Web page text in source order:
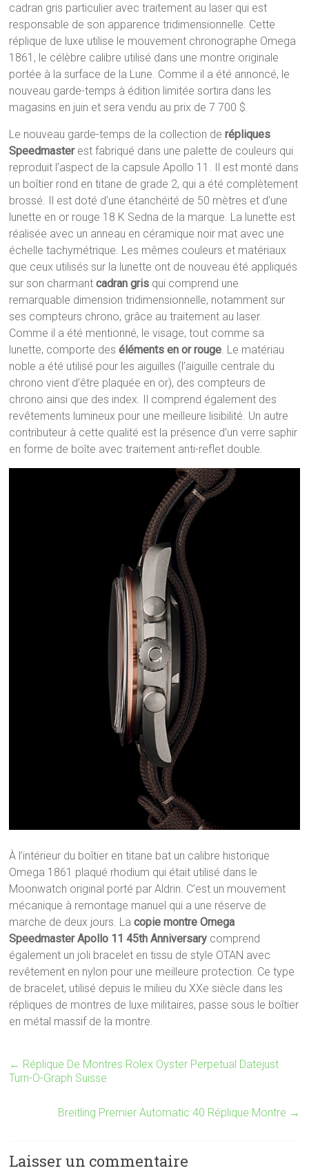
cadran gris particulier avec traitement au laser qui est
responsable de son apparence tridimensionnelle. Cette
réplique de luxe utilise le mouvement chronographe Omega
1861, le célèbre calibre utilisé dans une montre originale
portée à la surface de la Lune. Comme il a été annoncé, le
nouveau garde-temps à édition limitée sortira dans les
magasins en juin et sera vendu au prix de 7 700 $.
Le nouveau garde-temps de la collection derépliques
Speedmasterest fabriqué dans une palette de couleurs qui
reproduit l’aspect de la capsule Apollo 11. Il est monté dans
un boîtier rond en titane de grade 2, qui a été complètement
brossé. Il est doté d’une étanchéité de 50 mètres et d’une
lunette en or rouge 18 K Sedna de la marque. La lunette est
réalisée avec un anneau en céramique noir mat avec une
échelle tachymétrique. Les mêmes couleurs et matériaux
que ceux utilisés sur la lunette ont de nouveau été appliqués
sur son charmantcadran gris qui comprend une
remarquable dimension tridimensionnelle, notamment sur
ses compteurs chrono, grâce au traitement au laser.
Comme il a été mentionné, le visage, tout comme sa
lunette, comporte deséléments en or rouge. Le matériau
noble a été utilisé pour les aiguilles (l’aiguille centrale du
chrono vient d’être plaquée en or), des compteurs de
chrono ainsi que des index. Il comprend également des
revêtements lumineux pour une meilleure lisibilité. Un autre
contributeur à cette qualité est la présence d’un verre saphir
en forme de boîte avec traitement anti-reflet double.
À l’intérieur du boîtier en titane bat un calibre historique
Omega 1861 plaqué rhodium qui était utilisé dans le
Moonwatch original porté par Aldrin. C’est un mouvement
mécanique à remontage manuel qui a une réserve de
marche de deux jours. Lacopie montre Omega
Speedmaster Apollo 11 45th Anniversary comprend
également un joli bracelet en tissu de style OTAN avec
revêtement en nylon pour une meilleure protection. Ce type
de bracelet, utilisé depuis le milieu du XXe siècle dans les
répliques de montres de luxe militaires, passe sous le boîtier
en métal massif de la montre.
← Réplique De Montres Rolex Oyster Perpetual Datejust
Turn-O-Graph Suisse
Breitling Premier Automatic 40 Réplique Montre →
Laisser un commentaire